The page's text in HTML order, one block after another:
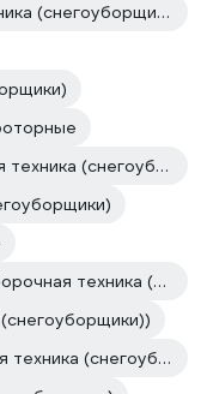
Самоходные (снегоуборочная техника (снегоуборщики))
Двухступенчатые (снегоуборочная техника (снегоуборщики))
С металлическим шнеком (снегоуборочная техника (снегоуборщики))
Самоходные 7 л.с. (снегоуборочная техника (снегоуборщики))